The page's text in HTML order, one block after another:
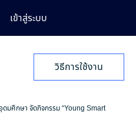
เข้าสู่ระบบ
วิธีการใช้งาน
ดมศึกษา จัดกิจกรรม “Young Smart